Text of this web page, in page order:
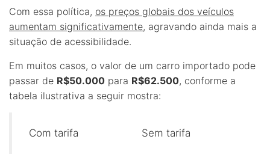
Com essa política, os preços globais dos veículos
aumentam significativamente, agravando ainda mais a
situação de acessibilidade.
Em muitos casos, o valor de um carro importado pode
passar de R$50.000 para R$62.500, conforme a
tabela ilustrativa a seguir mostra:
Com tarifa Sem tarifa